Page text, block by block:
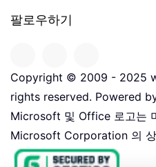
팔로우하기
Copyright © 2009 - 2025
rights reserved. Powered
Microsoft 및 Office 로고는
Microsoft Corporation 의 상